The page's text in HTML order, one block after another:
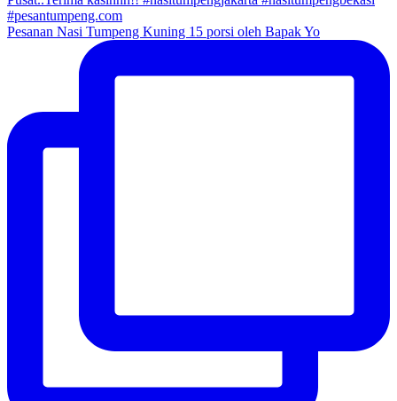
Pesanan Nasi Tumpeng Kuning 15 porsi oleh Bapak Yo